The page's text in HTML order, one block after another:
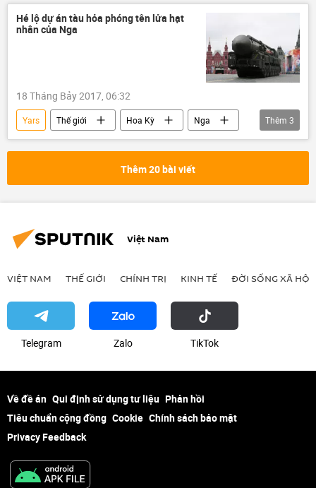
Hé lộ dự án tàu hỏa phóng tên lửa hạt
nhân của Nga
18 Tháng Bảy 2017, 06:32
Yars Thế giới Hoa Kỳ
Nga
Liên bang Nga
NATO
Thêm 3
Thêm 20 bài viết
Việt Nam
VIỆT NAM THẾ GIỚI CHÍNH TRỊ KINH TẾ ĐỜI SỐNG XÃ HỘI
Telegram Zalo ТikТоk
Về đề án Qui định sử dụng tư liệu Phản hồi
Tiêu chuẩn cộng đồng Cookie Chính sách bảo mật
Privacy Feedback